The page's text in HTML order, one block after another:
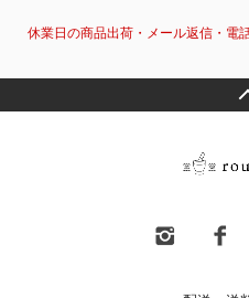
休業日の商品出荷・メール返信・電